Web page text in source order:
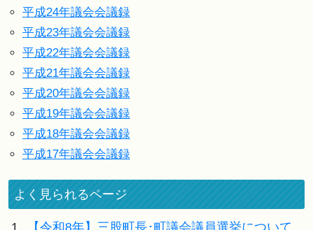
平成24年議会会議録
平成23年議会会議録
平成22年議会会議録
平成21年議会会議録
平成20年議会会議録
平成19年議会会議録
平成18年議会会議録
平成17年議会会議録
よく見られるページ